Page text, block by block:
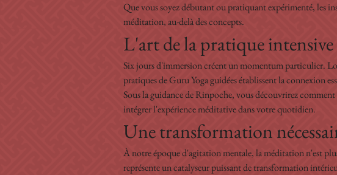
Que vous soyez débutant ou pratiquant expérimenté, les
méditation, au-delà des concepts.
L'art de la pratique intensive
Six jours d'immersion créent un momentum particulier.
pratiques de Guru Yoga guidées établissent la connexion
Sous la guidance de Rinpoche, vous découvrirez
intégrer l'expérience méditative dans votre quotidien.
Une transformation
À notre époque d'agitation mentale, la méditation n'est
représente un catalyseur puissant de transformation